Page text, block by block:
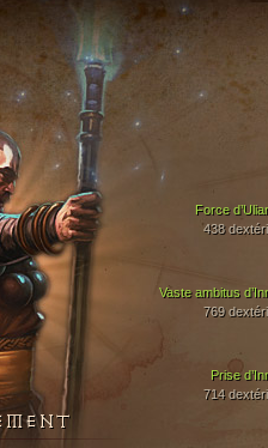
Vaste ambitus
769
Prise
714
Force
438